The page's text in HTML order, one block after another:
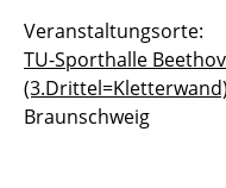
Veranstaltungsorte:
TU-Sporthalle
(3.Drittel=Kletterwand)
Braunschweig